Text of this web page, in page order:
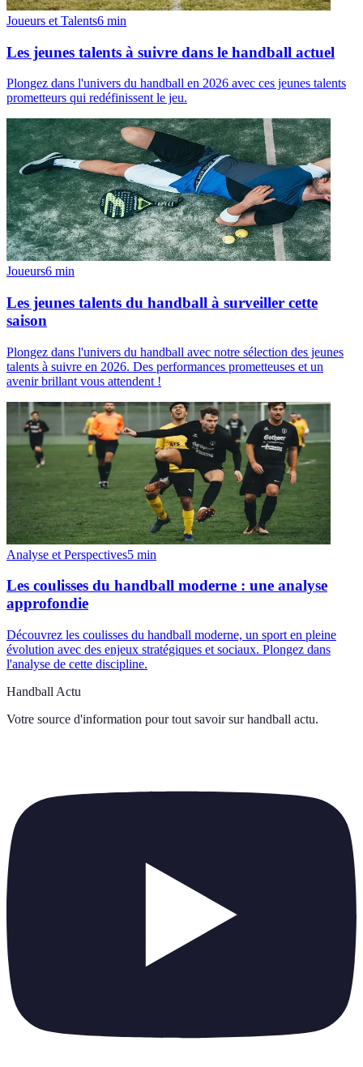
Joueurs et Talents6 min
Les jeunes talents à suivre dans le handball actuel
Plongez dans l'univers du handball en 2026 avec ces jeunes talents
prometteurs qui redéfinissent le jeu.
Joueurs6 min
Les jeunes talents du handball à surveiller cette
saison
Plongez dans l'univers du handball avec notre sélection des jeunes
talents à suivre en 2026. Des performances prometteuses et un
avenir brillant vous attendent !
Analyse et Perspectives5 min
Les coulisses du handball moderne : une analyse
approfondie
Découvrez les coulisses du handball moderne, un sport en pleine
évolution avec des enjeux stratégiques et sociaux. Plongez dans
l'analyse de cette discipline.
Handball Actu
Votre source d'information pour tout savoir sur handball actu.